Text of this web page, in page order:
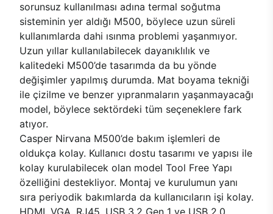
sorunsuz kullanılması adına termal soğutma
sisteminin yer aldığı M500, böylece uzun süreli
kullanımlarda dahi ısınma problemi yaşanmıyor.
Uzun yıllar kullanılabilecek dayanıklılık ve
kalitedeki M500’de tasarımda da bu yönde
değişimler yapılmış durumda. Mat boyama tekniği
ile çizilme ve benzer yıpranmaların yaşanmayacağı
model, böylece sektördeki tüm seçeneklere fark
atıyor.
Casper Nirvana M500’de bakım işlemleri de
oldukça kolay. Kullanıcı dostu tasarımı ve yapısı ile
kolay kurulabilecek olan model Tool Free Yapı
özelliğini destekliyor. Montaj ve kurulumun yanı
sıra periyodik bakımlarda da kullanıcıların işi kolay.
HDMI, VGA, RJ45, USB 3.2 Gen 1 ve USB 2.0